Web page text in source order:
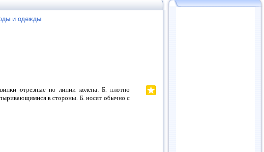
и одежды
отрезные по линии колена. Б. плотно
в стороны. Б. носят обычно с